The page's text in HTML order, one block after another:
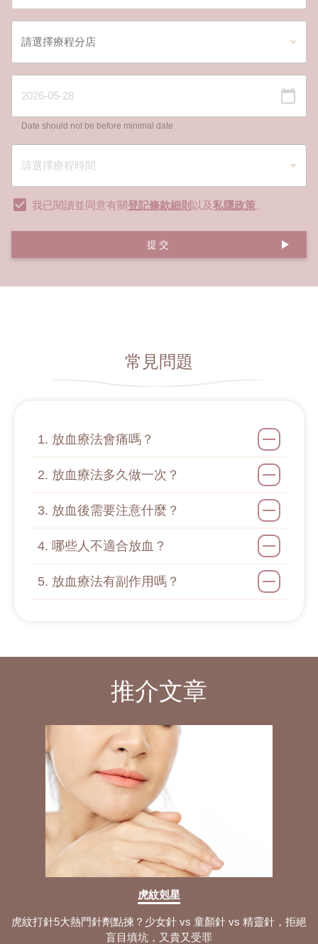
Date should not be before minimal date
我已閱讀並同意有關登記條款細則 以及私隱政策。
提交
常見問題
1. 放血療法會痛嗎？
2. 放血療法多久做一次？
3. 放血後需要注意什麼？
4. 哪些人不適合放血？
5. 放血療法有副作用嗎？
推介文章
虎紋剋星
虎紋打針5大熱門針劑點揀？少女針 vs 童顏針 vs 精靈針，拒絕
盲目填坑，又貴又受罪